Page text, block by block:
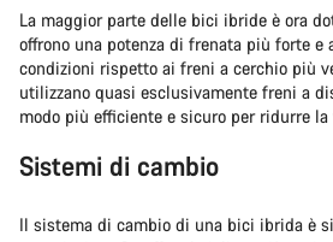
La maggior parte delle bici ibride è ora
offrono una potenza di frenata più forte e
condizioni rispetto ai freni a cerchio più
utilizzano quasi esclusivamente freni a
modo più efficiente e sicuro per ridurre
Sistemi di cambio
Il sistema di cambio di una bici ibrida è